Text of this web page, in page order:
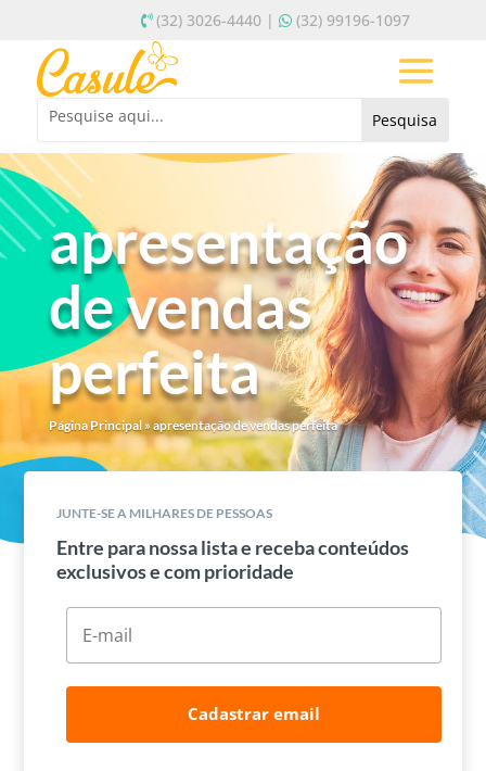
(32) 3026-4440 | (32) 99196-1097
apresentação
de vendas
perfeita
Página Principal» apresentação de vendas perfeita
JUNTE-SE A MILHARES DE PESSOAS
Entre para nossa lista e receba conteúdos
exclusivos e com prioridade
Cadastrar email